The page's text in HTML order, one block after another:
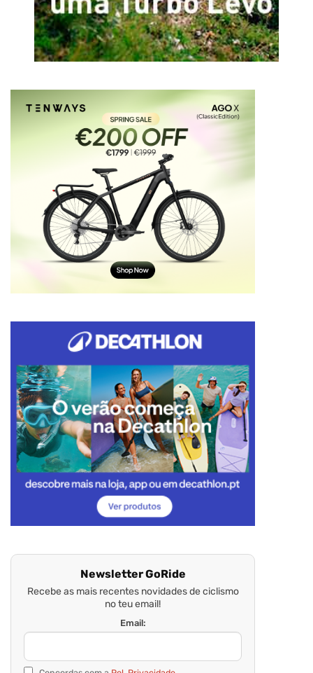
Newsletter GoRide
Recebe as mais recentes novidades de ciclismo
no teu email!
Email: